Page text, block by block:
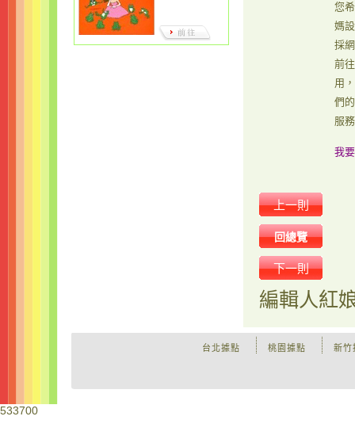
您
媽
採
前
用
們
服
我
上一則
回總覽
下一則
編輯人紅
新竹
桃園據點
台北據點
533700